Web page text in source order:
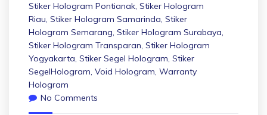
Stiker Hologram Pontianak, Stiker Hologram
Riau, Stiker Hologram Samarinda, Stiker
Hologram Semarang, Stiker Hologram Surabaya,
Stiker Hologram Transparan, Stiker Hologram
Yogyakarta, Stiker Segel Hologram, Stiker
SegelHologram, Void Hologram, Warranty
Hologram
No Comments